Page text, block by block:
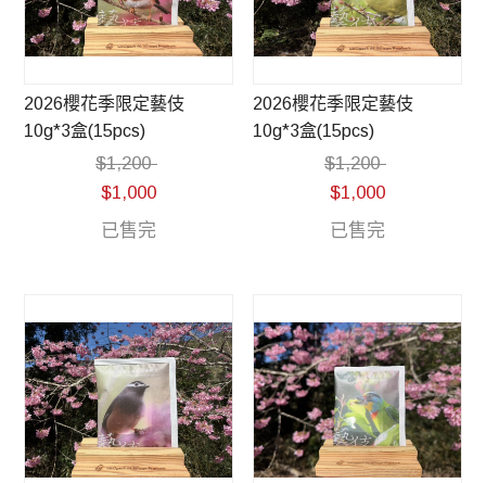
2026櫻花季限定藝伎
10g*3盒(15pcs)
$1,200
$1,000
已售完
2026櫻花季限定藝伎
10g*3盒(15pcs)
$1,200
$1,000
已售完